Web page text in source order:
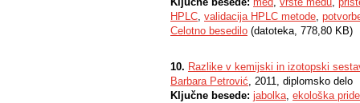
HPLC, validacija HPLC metode,
Celotno besedilo (datoteka, 778,80 KB)
10. Razlike v kemijski in izotopski
Barbara Petrović, 2011, diplomsko delo
Ključne besede: jabolka, ekološka